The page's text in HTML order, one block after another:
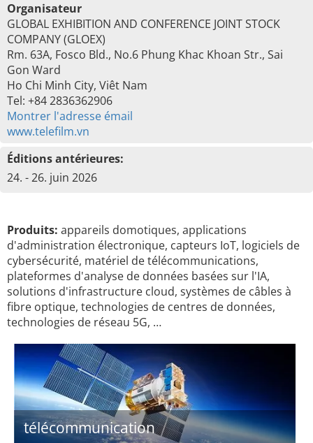
Organisateur
GLOBAL EXHIBITION AND CONFERENCE JOINT STOCK
COMPANY (GLOEX)
Rm. 63A, Fosco Bld., No.6 Phung Khac Khoan Str., Sai
Gon Ward
Ho Chi Minh City, Viêt Nam
Tel: +84 2836362906
Montrer l'adresse émail
www.telefilm.vn
Éditions antérieures:
24. - 26. juin 2026
Produits: appareils domotiques, applications
d'administration électronique, capteurs IoT, logiciels de
cybersécurité, matériel de télécommunications,
plateformes d'analyse de données basées sur l'IA,
solutions d'infrastructure cloud, systèmes de câbles à
fibre optique, technologies de centres de données,
technologies de réseau 5G, …
télécommunication